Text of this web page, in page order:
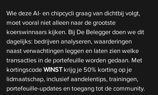
Wie deze AI- en chipcycli graag van dichtbij volgt,
moet vooral niet alleen naar de grootste
koerswinnaars kijken. Bij De Belegger doen we dit
dagelijks: bedrijven analyseren, waarderingen
naast verwachtingen leggen en laten zien welke
transacties in de portefeuille worden gedaan. Met
kortingscode WINST krijg je 50% korting op je
lidmaatschap, inclusief aandelentips, trainingen,
portefeuille-updates en toegang tot de community.